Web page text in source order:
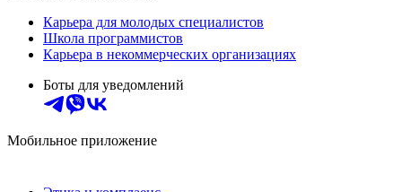
Карьера для молодых специалистов
Школа программистов
Карьера в некоммерческих организациях
Боты для уведомлений
Мобильное приложение